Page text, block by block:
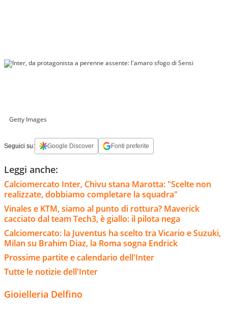
Getty Images
Seguici su: Google Discover Fonti preferite
Leggi anche:
Calciomercato Inter, Chivu stana Marotta: "Scelte non
realizzate, dobbiamo completare la squadra"
Vinales e KTM, siamo al punto di rottura? Maverick
cacciato dal team Tech3, è giallo: il pilota nega
Calciomercato: la Juventus ha scelto tra Vicario e Suzuki,
Milan su Brahim Diaz, la Roma sogna Endrick
Prossime partite e calendario dell'Inter
Tutte le notizie dell'Inter
Gioielleria Delfino